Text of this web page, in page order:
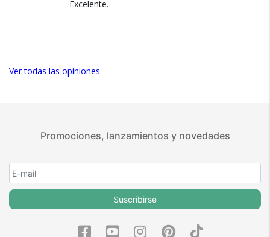
bebidas facilmente manteniendo excelente practicidad en
diariamente. Su sistema expreso mejora calidad de
continuamente. El diseño elegante combina perfectamente
con espacios modernos aportando excelente presencia
visual constantemente. La experiencia automatica optimiza
practicidad permitiendo disfrutar cafe estilo barista desde
tecnologia sabor y sofisticacion a tu cocina.
cuando se deja de usar) y te obliga a sacar el
cada uso jaja. 4) estéticamente es muy linda y la
Excelente.
Ver todas las opiniones
Promociones, lanzamientos y novedades
Suscribirse